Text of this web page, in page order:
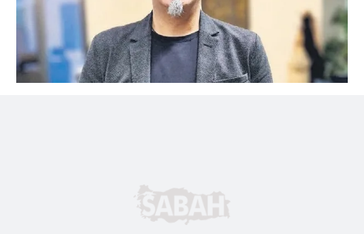
Sitemizde kendimize ve üçüncü kişilere ait çerezler
kullanılmaktadır. Bu çerezler vasıtasıyla çeşitli kişisel
verileriniz işlenmekte olup gerekli olan çerezler bilgi
toplumu hizmetlerinin sunulması amacıyla
Çerezlere ilişkin tercihlerinizi aşağıda yer alan panel
vasıtasıyla belirleyebilirsiniz. Çerezlere ilişkin detaylı bilgi
için Ayarlar butonuna tıklayabilir,